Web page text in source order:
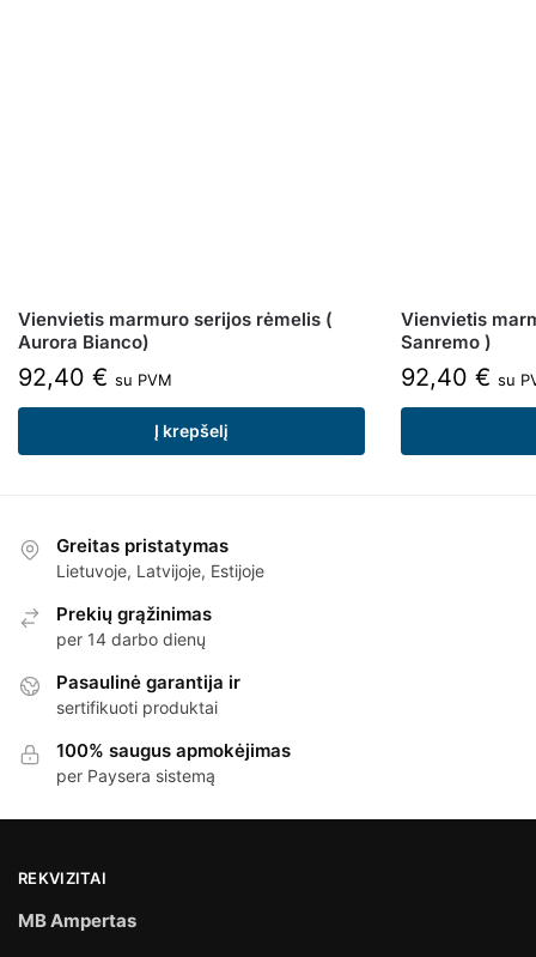
Vienvietis marmuro serijos rėmelis (
Aurora Bianco)
92,40 € su PVM
Į krepšelį
Vienvietis
Sanremo )
92,40 € su
Greitas pristatymas
Lietuvoje, Latvijoje, Estijoje
Prekių grąžinimas
per 14 darbo dienų
Pasaulinė garantija ir
sertifikuoti produktai
100% saugus apmokėjimas
per Paysera sistemą
REKVIZITAI
MB Ampertas